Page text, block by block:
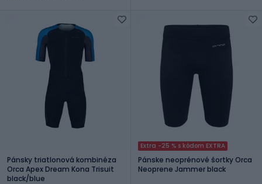
Pánsky triatlonová kombinéza
Orca Apex Dream Kona Trisuit
black/blue
Extra -25 % s kódom EXTRA
Pánske neoprénové šortky Orca
Neoprene Jammer black